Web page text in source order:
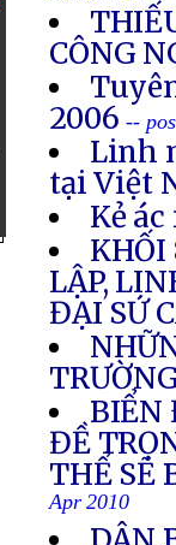
CÔNG
2006 --
Linh
tại Việt
Kẻ
KHỐI
LẬP,
ĐẠI SỨ
BIỂN
ĐỀ
THỂ SẼ
Apr 2010